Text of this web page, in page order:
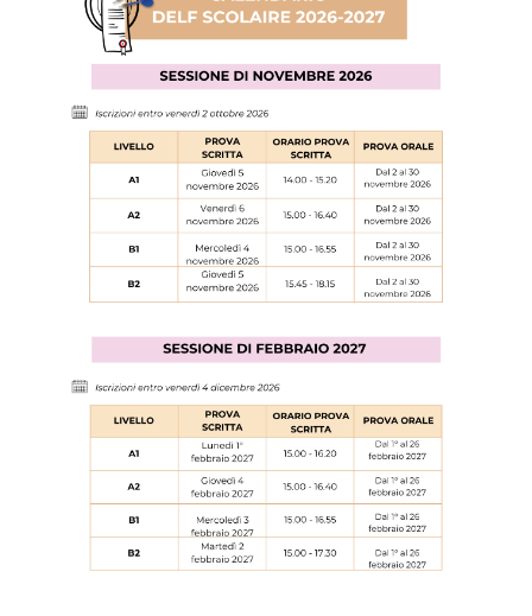
BAMBINI
CINEMA
EVENTI
MEDIATECA
PROFESSORI E SCUOLE
Attività per le scuole
Certificazioni e corsi per le
scuole
Programma
Cattedra Mediterraneo
Premio de Lubac
Borse di studio
Archivio
Giubileo 2025